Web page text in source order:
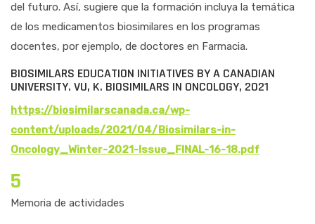
del futuro. Así, sugiere que la formación incluya la temática
de los medicamentos biosimilares en los programas
docentes, por ejemplo, de doctores en Farmacia.
BIOSIMILARS EDUCATION INITIATIVES BY A CANADIAN
UNIVERSITY. VU, K. BIOSIMILARS IN ONCOLOGY, 2021
https://biosimilarscanada.ca/wp-
content/uploads/2021/04/Biosimilars-in-
Oncology_Winter-2021-Issue_FINAL-16-18.pdf
5
Memoria de actividades